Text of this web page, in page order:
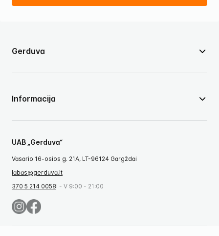
UAB „Gerduva“
Vasario 16-osios g. 21A, LT-96124 Gargždai
labas@gerduva.lt
370 5 214 0058I - V 9:00 - 21:00
Gerduva
Informacija